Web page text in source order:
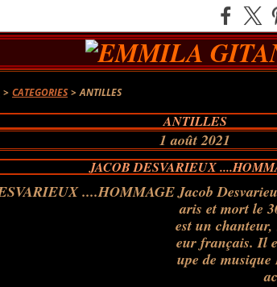
> CATEGORIES > ANTILLES
ANTILLES
1 août 2021
JACOB DESVARIEUX
Jacob
aris et mort le
est un
eur français. Il
upe de